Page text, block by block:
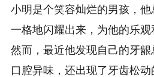
小明是个笑容灿烂的男孩，
一格地闪耀出来，为他的乐观
然而，最近他发现自己的牙
口腔异味，还出现了牙齿松